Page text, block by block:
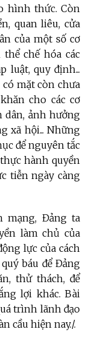
hình thức. Còn
quan liêu, cửa
của một số cơ
thể chế hóa các
luật, quy định...
mặt còn chưa
cho các cơ
dân, ảnh hưởng
xã hội... Những
để nguyên tắc
hành quyền
tiễn ngày càng
mạng, Đảng ta
làm chủ của
lực của cách
báu để Đảng
thử thách, để
lợi khác. Bài
trình lãnh đạo
cầu hiện nay./.